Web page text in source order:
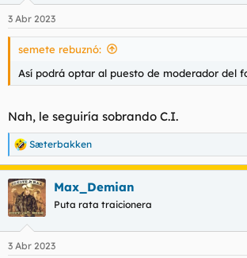
e
s
3 Abr 2023
semete rebuznó:
Así podrá optar al puesto de moderador del
Nah, le seguiría sobrando C.I.
R
e
c
c
i
e
Sæterbakken
Max_Demian
Puta rata traicionera
3 Abr 2023